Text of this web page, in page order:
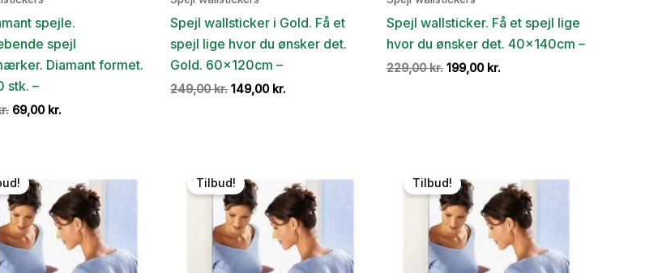
spejle.
spejl
Diamant formet.
stk. –
Den
69,00 kr.
Spejl wallsticker i Gold. Få et
spejl lige hvor du ønsker det.
Gold. 60x120cm –
249,00kr. Den
149,00 kr.
Spejl wallsticker. Få et spejl lige
hvor du ønsker det. 40x140cm –
229,00kr. Den
199,00 kr.Den
Tilbud! Tilbud!